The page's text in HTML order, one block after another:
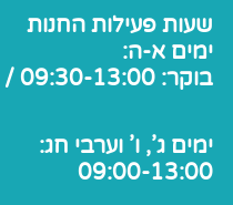
שעות פעילות החנות
ימים א-ה:
בוקר: 09:30-13:00 / אחה"צ: 16:30-19:00
ימים ג', ו' וערבי חג:
09:00-13:00